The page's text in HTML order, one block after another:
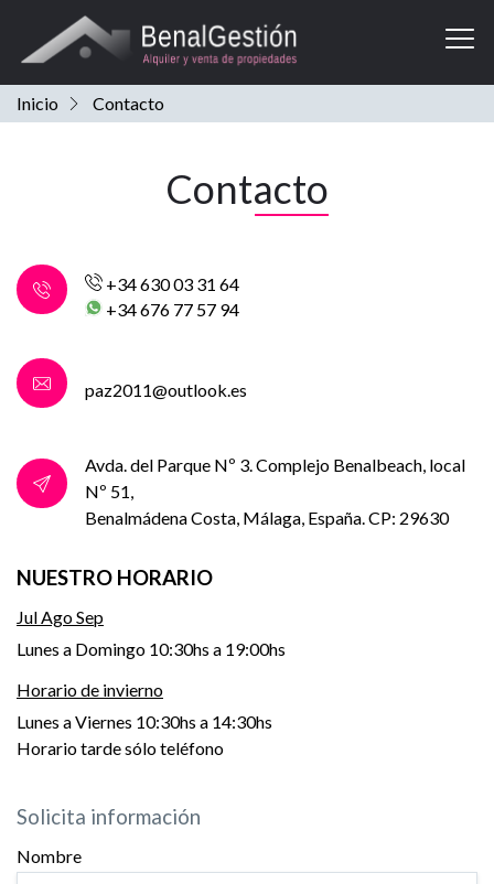
Inicio Contacto
Contacto
+34 630 03 31 64
+34 676 77 57 94
paz2011@outlook.es
Avda. del Parque Nº 3. Complejo Benalbeach, local
Nº 51,
Benalmádena Costa, Málaga, España. CP: 29630
NUESTRO HORARIO
Jul Ago Sep
Lunes a Domingo 10:30hs a 19:00hs
Horario de invierno
Lunes a Viernes 10:30hs a 14:30hs
Horario tarde sólo teléfono
Solicita información
Nombre